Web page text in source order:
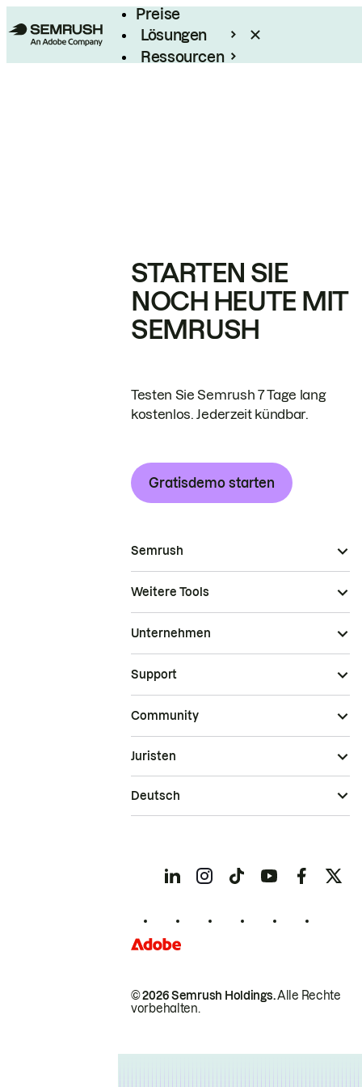
Preise
Lösungen
Ressourcen
STARTEN SIE
NOCH HEUTE MIT
SEMRUSH
Testen Sie Semrush 7 Tage lang
kostenlos. Jederzeit kündbar.
Gratisdemo starten
Semrush
Weitere Tools
Unternehmen
Support
Community
© 2026 Semrush Holdings.Alle Rechte
vorbehalten.
Juristen
Deutsch